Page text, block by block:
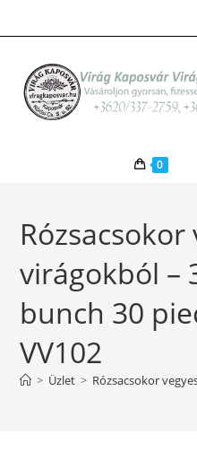
to
0
Rózsacsokor
virágokból –
bunch 30
VV102
> Üzlet > Rózsacsokor